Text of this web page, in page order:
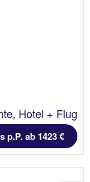
Hotel + Flug
p.P. ab 1423 €